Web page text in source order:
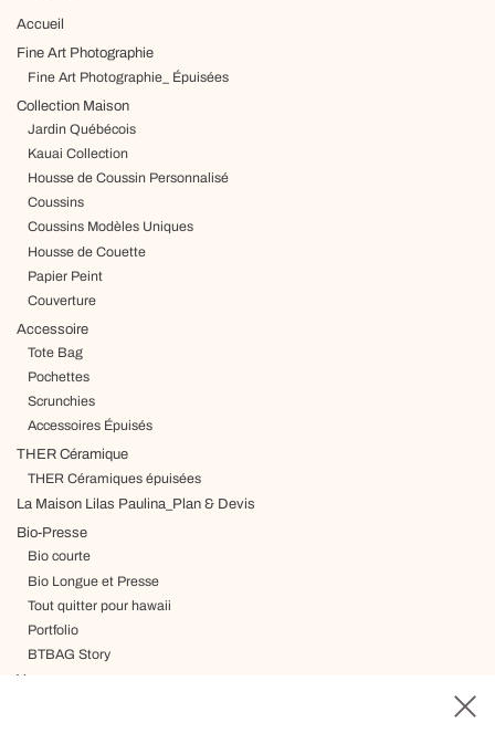
Accueil
Fine Art Photographie
Fine Art Photographie_ Épuisées
Collection Maison
Jardin Québécois
Kauai Collection
Housse de Coussin Personnalisé
Coussins
Coussins Modèles Uniques
Housse de Couette
Papier Peint
Couverture
Accessoire
Tote Bag
Pochettes
Scrunchies
Accessoires Épuisés
THER Céramique
THER Céramiques épuisées
La Maison Lilas Paulina_Plan & Devis
Bio-Presse
Bio courte
Bio Longue et Presse
Tout quitter pour hawaii
Portfolio
BTBAG Story
Voyage